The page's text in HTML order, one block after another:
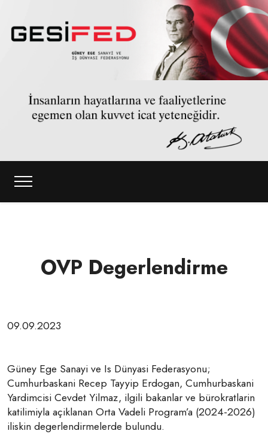
OVP Degerlendirme
09.09.2023
Güney Ege Sanayi ve Is Dünyasi Federasyonu;
Cumhurbaskani Recep Tayyip Erdogan, Cumhurbaskani
Yardimcisi Cevdet Yilmaz, ilgili bakanlar ve bürokratlarin
katilimiyla açiklanan Orta Vadeli Program’a (2024-2026)
iliskin degerlendirmelerde bulundu.